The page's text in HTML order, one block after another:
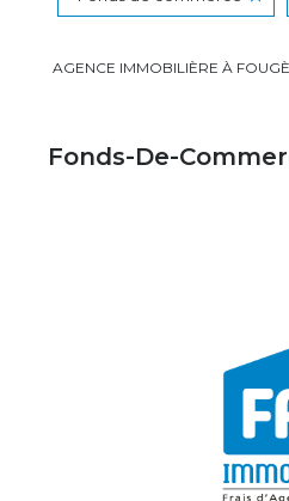
AGENCE IMMOBILIÈRE À
Fonds-De-